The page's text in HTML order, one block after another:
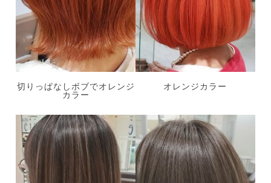
切りっぱなしボブでオレンジ
カラー
オレンジカラー